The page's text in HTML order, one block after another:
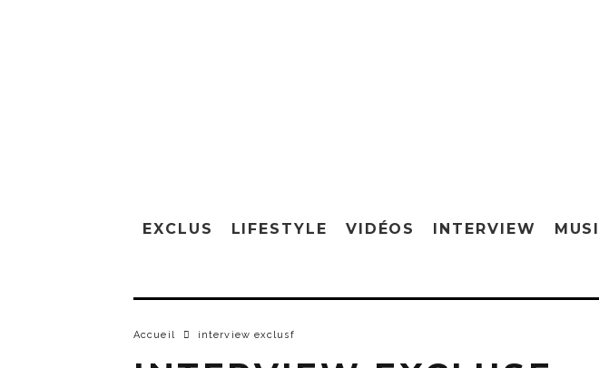
EXCLUS LIFESTYLE VIDÉOS INTERVIEW
Accueil interview exclusf